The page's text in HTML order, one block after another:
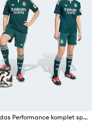
adidas Performance komplet sportowy dziecięcy REAL MADRID